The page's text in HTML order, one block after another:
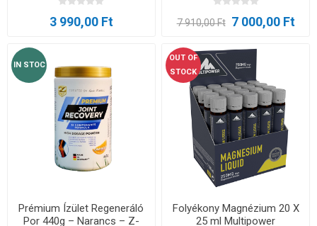
3 990,00 Ft 7 910,00 Ft 7 000,00 Ft
IN STOC
Prémium Ízület Regeneráló
Por 440g – Narancs – Z-
OUT OF
STOCK
Folyékony Magnézium 20 X
25 ml Multipower